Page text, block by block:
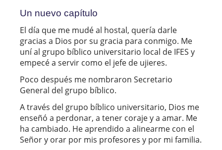
Un nuevo capítulo
El día que me mudé al hostal, quería darle
gracias a Dios por su gracia para conmigo. Me
uní al grupo bíblico universitario local de IFES y
empecé a servir como el jefe de ujieres.
Poco después me nombraron Secretario
General del grupo bíblico.
A través del grupo bíblico universitario, Dios me
enseñó a perdonar, a tener coraje y a amar. Me
ha cambiado. He aprendido a alinearme con el
Señor y orar por mis profesores y por mi familia.